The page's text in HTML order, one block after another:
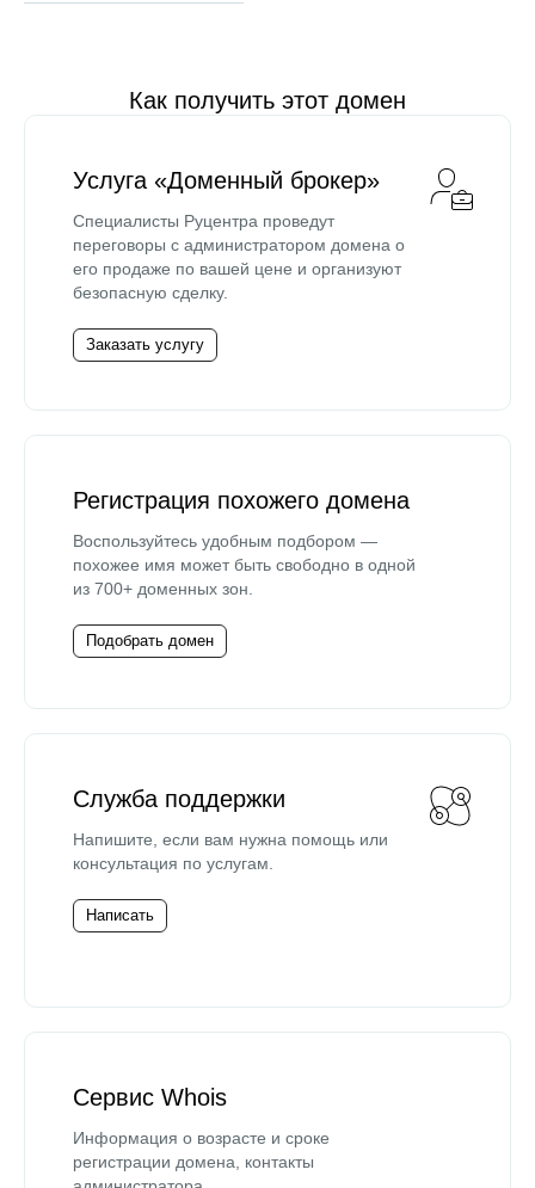
Как получить этот домен
Услуга «Доменный брокер»
Специалисты Руцентра проведут
переговоры с администратором домена о
его продаже по вашей цене и организуют
безопасную сделку.
Заказать услугу
Регистрация похожего домена
Воспользуйтесь удобным подбором —
похожее имя может быть свободно в одной
из 700+ доменных зон.
Подобрать домен
Служба поддержки
Напишите, если вам нужна помощь или
консультация по услугам.
Написать
Сервис Whois
Информация о возрасте и сроке
регистрации домена, контакты